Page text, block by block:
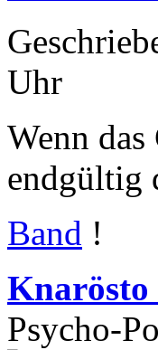
Uhr
Wenn
endgültig
Band !
Knarösto
Psycho-